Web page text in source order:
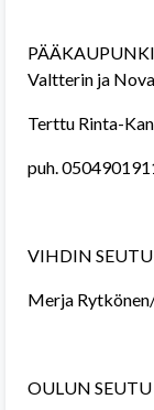
Valtterin ja
Terttu Rinta-
puh.
VIHDIN
Merja
OULUN